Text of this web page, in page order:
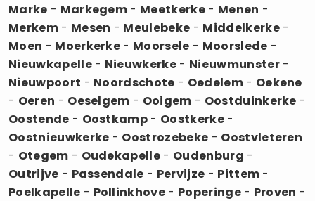
Marke - Markegem - Meetkerke - Menen -
Merkem- Mesen - Meulebeke - Middelkerke-
Moen - Moerkerke - Moorsele - Moorslede -
Nieuwkapelle- Nieuwkerke - Nieuwmunster-
Nieuwpoort - Noordschote - Oedelem- Oekene
- Oeren - Oeselgem - Ooigem - Oostduinkerke -
Oostende - Oostkamp - Oostkerke-
Oostnieuwkerke - Oostrozebeke - Oostvleteren
- Otegem - Oudekapelle - Oudenburg -
Outrijve - Passendale - Pervijze - Pittem -
Poelkapelle - Pollinkhove - Poperinge- Proven -